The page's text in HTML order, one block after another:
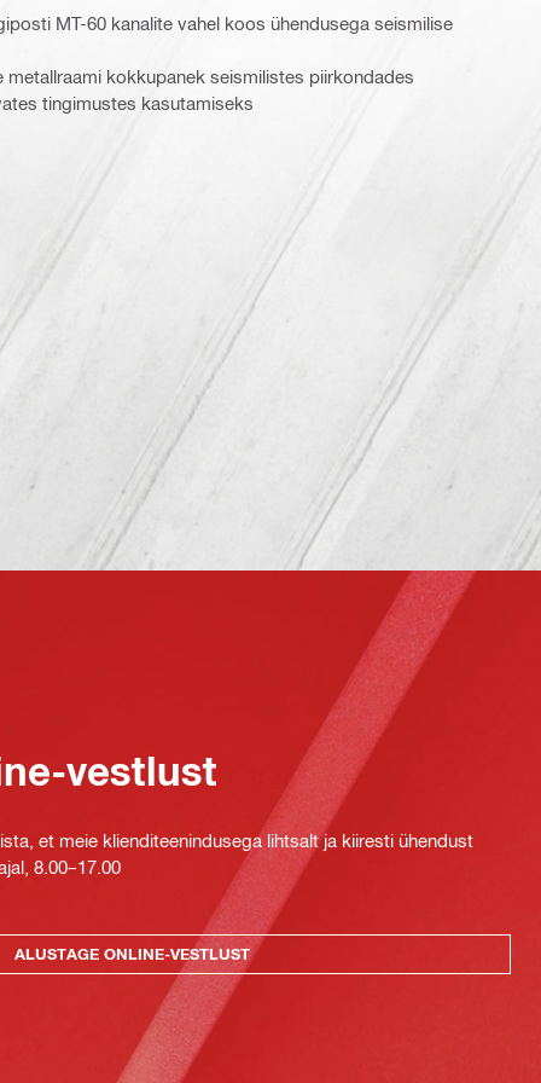
MT-60 kanalite vahel koos ühendusega seismilise
kokkupanek seismilistes piirkondades
tingimustes kasutamiseks
vestlust
et meie klienditeenindusega lihtsalt ja kiiresti ühendust
8.00–17.00
ALUSTAGE ONLINE-VESTLUST